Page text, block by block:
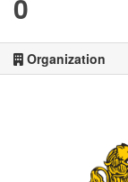
Organization